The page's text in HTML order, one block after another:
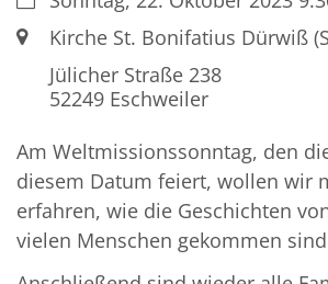
Ort: Kirche St. Bonifatius Dürwiß
Jülicher Straße 238
52249 Eschweiler
Am Weltmissionssonntag, den
diesem Datum feiert, wollen wir
erfahren, wie die Geschichten
vielen Menschen gekommen